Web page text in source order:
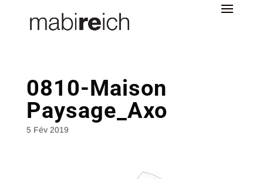
0810-Maison
Paysage_Axo
5 Fév 2019